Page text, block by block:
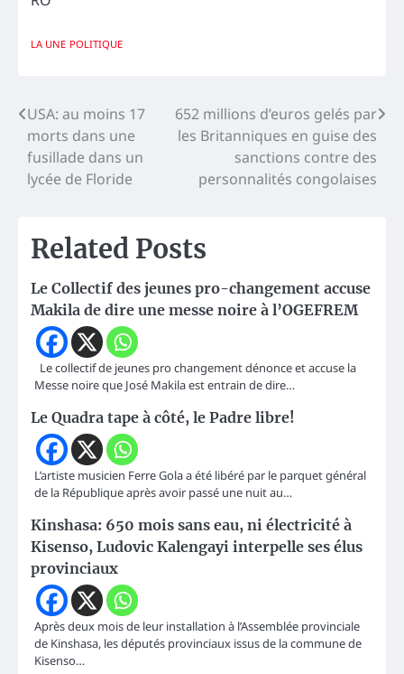
LA UNE POLITIQUE
Navigation
de
l’article
USA: au moins 17
morts dans une
fusillade dans un
lycée de Floride
652 millions d’euros gelés par
les Britanniques en guise des
sanctions contre des
personnalités congolaises
Related Posts
Le Collectif des jeunes pro-changement accuse
Makila de dire une messe noire à l’OGEFREM
Le collectif de jeunes pro changement dénonce et accuse la
Messe noire que José Makila est entrain de dire…
Le Quadra tape à côté, le Padre libre!
L’artiste musicien Ferre Gola a été libéré par le parquet général
de la République après avoir passé une nuit au…
Kinshasa: 650 mois sans eau, ni électricité à
Kisenso, Ludovic Kalengayi interpelle ses élus
provinciaux
Après deux mois de leur installation à l’Assemblée provinciale
de Kinshasa, les députés provinciaux issus de la commune de
Kisenso…